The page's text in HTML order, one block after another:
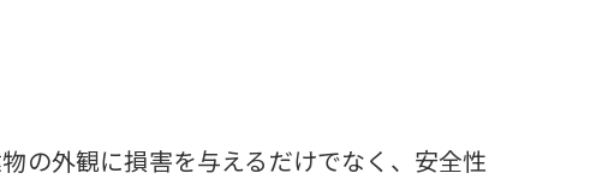
の外観に損害を与えるだけでなく、安全性